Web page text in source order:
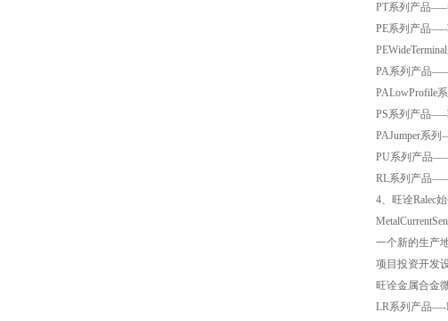
PT系列产品—–
PE系列产品
PA系列产品
PALowProfile
PS系列产品
PAJumper系
PU系列产品
RL系列产品—–
4、旺诠Ralec
一个新的生产
项目投资开发
旺诠金属合金
LR系列产品—-